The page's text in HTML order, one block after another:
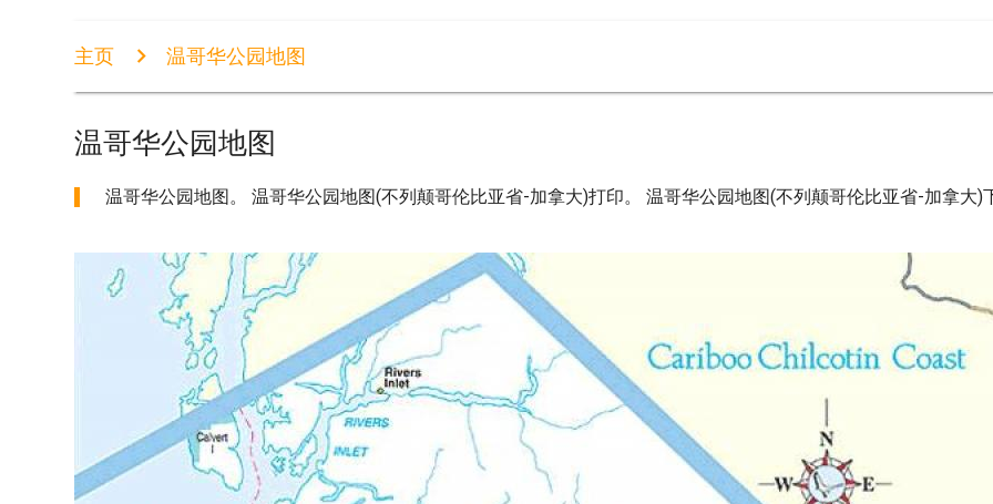
主页 温哥华公园地图
温哥华公园地图
温哥华公园地图。 温哥华公园地图(不列颠哥伦比亚省-加拿大)打印。 温哥华公园地图(不列颠哥伦比亚省-加拿大)